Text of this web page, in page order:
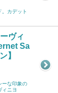
カデット
ヴィ
Sa
】
ーな印象の
ィニヨ